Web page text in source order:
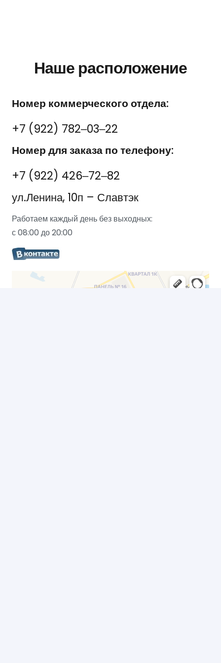
Наше расположение
Номер коммерческого отдела:
+7 (922) 782‒03‒22
Номер для заказа по телефону:
+7 (922) 426‒72‒82
ул.Ленина, 10п – Славтэк
Работаем каждый день без выходных:
с 08:00 до 20:00